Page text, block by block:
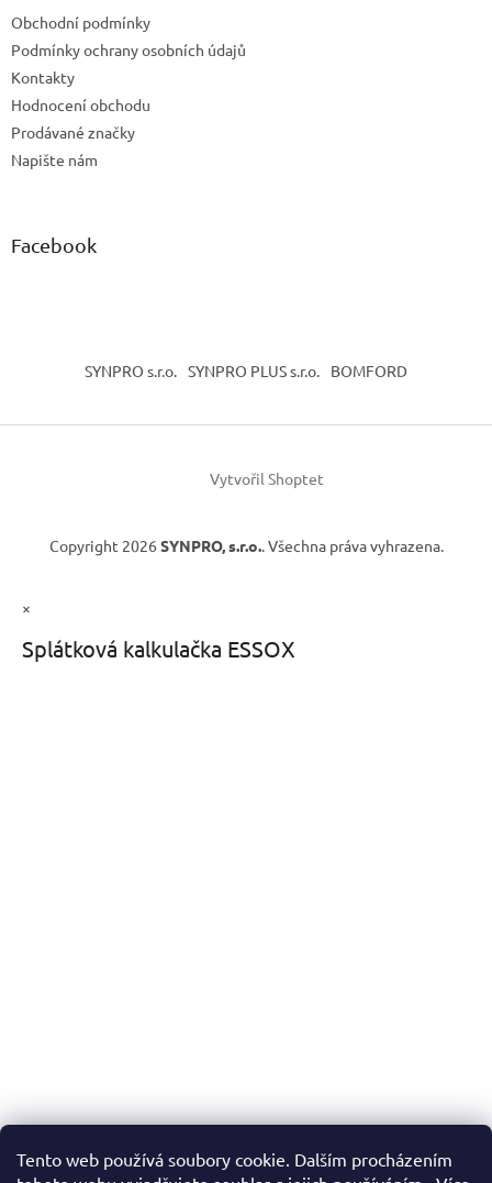
Tento web používá soubory cookie. Dalším procházením
Obchodní podmínky
Podmínky ochrany osobních údajů
Kontakty
Hodnocení obchodu
Prodávané značky
Napište nám
Facebook
SYNPRO s.r.o. SYNPRO PLUS s.r.o. BOMFORD
Vytvořil Shoptet
Copyright 2026 SYNPRO, s.r.o.. Všechna práva vyhrazena.
×
Splátková kalkulačka ESSOX